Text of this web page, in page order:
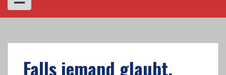
Falls jemand glaubt,